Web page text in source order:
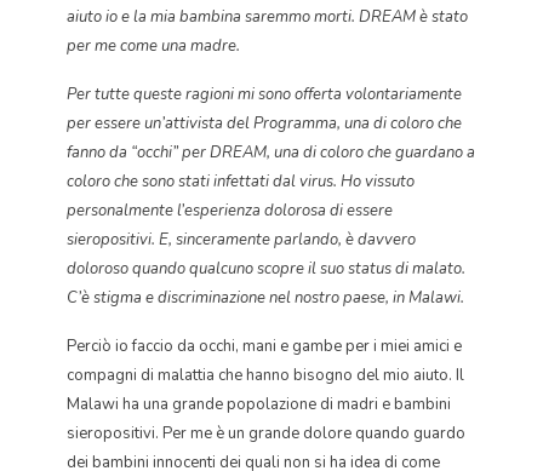
aiuto io e la mia bambina saremmo morti. DREAM è stato
per me come una madre.
Per tutte queste ragioni mi sono offerta volontariamente
per essere un’attivista del Programma, una di coloro che
fanno da “occhi” per DREAM, una di coloro che guardano a
coloro che sono stati infettati dal virus. Ho vissuto
personalmente l’esperienza dolorosa di essere
sieropositivi. E, sinceramente parlando, è davvero
doloroso quando qualcuno scopre il suo status di malato.
C’è stigma e discriminazione nel nostro paese, in Malawi.
Perciò io faccio da occhi, mani e gambe per i miei amici e
compagni di malattia che hanno bisogno del mio aiuto. Il
Malawi ha una grande popolazione di madri e bambini
sieropositivi. Per me è un grande dolore quando guardo
dei bambini innocenti dei quali non si ha idea di come